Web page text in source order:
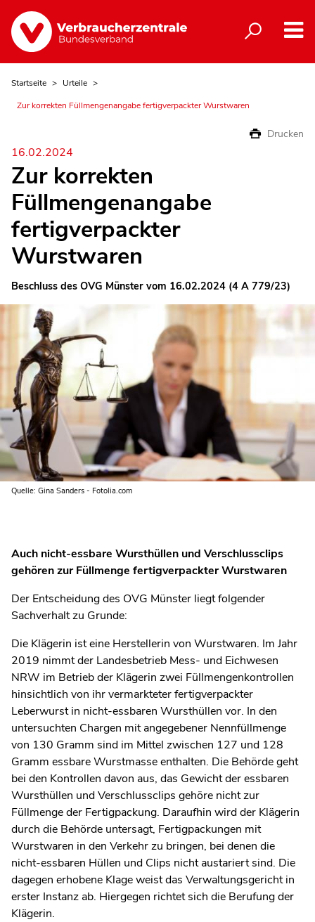
Startseite
Urteile
Zur korrekten Füllmengenangabe fertigverpackter Wurstwaren
Drucken
16.02.2024
Zur korrekten
Füllmengenangabe
fertigverpackter
Wurstwaren
Beschluss des OVG Münster vom 16.02.2024 (4 A 779/23)
Quelle: Gina Sanders - Fotolia.com
Auch nicht-essbare Wursthüllen und Verschlussclips
gehören zur Füllmenge fertigverpackter Wurstwaren
Der Entscheidung des OVG Münster liegt folgender
Sachverhalt zu Grunde:
Die Klägerin ist eine Herstellerin von Wurstwaren. Im Jahr
2019 nimmt der Landesbetrieb Mess- und Eichwesen
NRW im Betrieb der Klägerin zwei Füllmengenkontrollen
hinsichtlich von ihr vermarkteter fertigverpackter
Leberwurst in nicht-essbaren Wursthüllen vor. In den
untersuchten Chargen mit angegebener Nennfüllmenge
von 130 Gramm sind im Mittel zwischen 127 und 128
Gramm essbare Wurstmasse enthalten. Die Behörde geht
bei den Kontrollen davon aus, das Gewicht der essbaren
Wursthüllen und Verschlussclips gehöre nicht zur
Füllmenge der Fertigpackung. Daraufhin wird der Klägerin
durch die Behörde untersagt, Fertigpackungen mit
Wurstwaren in den Verkehr zu bringen, bei denen die
nicht-essbaren Hüllen und Clips nicht austariert sind. Die
dagegen erhobene Klage weist das Verwaltungsgericht in
erster Instanz ab. Hiergegen richtet sich die Berufung der
Klägerin.